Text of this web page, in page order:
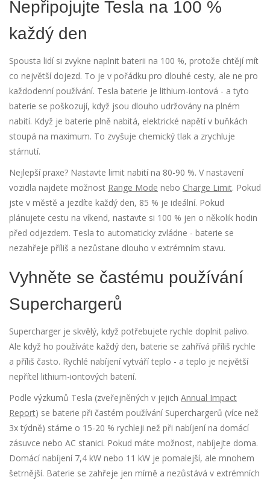
Nepřipojujte Tesla na 100 %
každý den
Spousta lidí si zvykne naplnit baterii na 100 %, protože chtějí mít
co největší dojezd. To je v pořádku pro dlouhé cesty, ale ne pro
každodenní používání. Tesla baterie je lithium-iontová - a tyto
baterie se poškozují, když jsou dlouho udržovány na plném
nabití. Když je baterie plně nabitá, elektrické napětí v buňkách
stoupá na maximum. To zvyšuje chemický tlak a zrychluje
stárnutí.
Nejlepší praxe? Nastavte limit nabití na 80-90 %. V nastavení
vozidla najdete možnost Range Mode nebo Charge Limit. Pokud
jste v městě a jezdíte každý den, 85 % je ideální. Pokud
plánujete cestu na víkend, nastavte si 100 % jen o několik hodin
před odjezdem. Tesla to automaticky zvládne - baterie se
nezahřeje příliš a nezůstane dlouho v extrémním stavu.
Vyhněte se častému používání
Superchargerů
Supercharger je skvělý, když potřebujete rychle doplnit palivo.
Ale když ho používáte každý den, baterie se zahřívá příliš rychle
a příliš často. Rychlé nabíjení vytváří teplo - a teplo je největší
nepřítel lithium-iontových baterií.
Podle výzkumů Tesla (zveřejněných v jejich Annual Impact
Report) se baterie při častém používání Superchargerů (více než
3x týdně) stárne o 15-20 % rychleji než při nabíjení na domácí
zásuvce nebo AC stanici. Pokud máte možnost, nabíjejte doma.
Domácí nabíjení 7,4 kW nebo 11 kW je pomalejší, ale mnohem
šetrnější. Baterie se zahřeje jen mírně a nezůstává v extrémních